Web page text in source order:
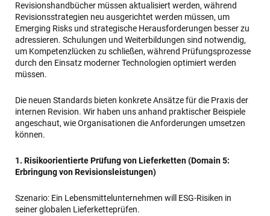
Revisionshandbücher müssen aktualisiert werden, während
Revisionsstrategien neu ausgerichtet werden müssen, um
Emerging Risks und strategische Herausforderungen besser zu
adressieren. Schulungen und Weiterbildungen sind notwendig,
um Kompetenzlücken zu schließen, während Prüfungsprozesse
durch den Einsatz moderner Technologien optimiert werden
müssen.
Die neuen Standards bieten konkrete Ansätze für die Praxis der
internen Revision. Wir haben uns anhand praktischer Beispiele
angeschaut, wie Organisationen die Anforderungen umsetzen
können.
1. Risikoorientierte Prüfung von Lieferketten (Domain 5:
Erbringung von Revisionsleistungen)
Szenario: Ein Lebensmittelunternehmen will ESG-Risiken in
seiner globalen Lieferketteprüfen.